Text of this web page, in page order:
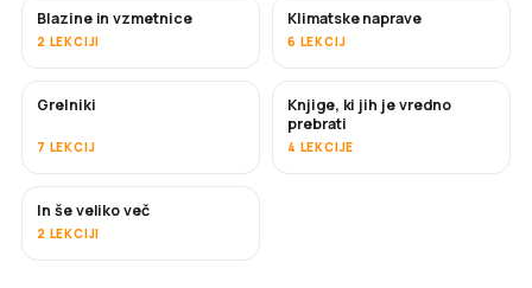
Blazine in vzmetnice
2 LEKCIJI
KMALU
Klimatske naprave
6 LEKCIJ
KMALU
Grelniki
7 LEKCIJ
KMALU
Knjige, ki jih je vredno
prebrati
4 LEKCIJE
KMALU
In še veliko več
2 LEKCIJI